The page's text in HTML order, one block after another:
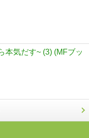
本気だす~ (3) (MFブッ